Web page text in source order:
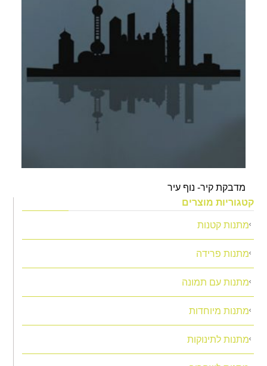
קטגוריות מוצרים
מתנות קטנות
מתנות פרידה
מתנות עם תמונה
מתנות מיוחדות
מתנות לתינוקות
מדבקת קיר- נוף עיר